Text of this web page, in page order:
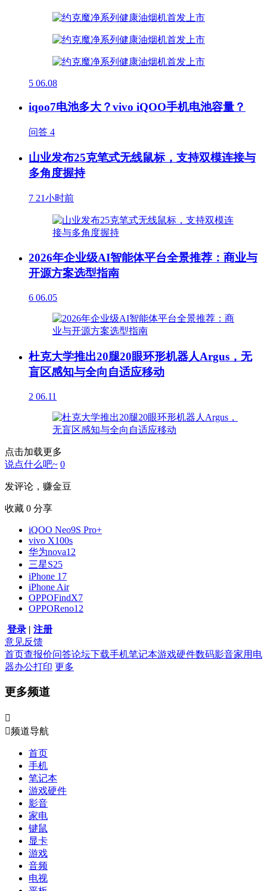
5 06.08
iqoo7电池多大？vivo iQOO手机电池容量？
问答 4
山业发布25克笔式无线鼠标，支持双模连接与
多角度握持
7 21小时前
2026年企业级AI智能体平台全景推荐：商业与
开源方案选型指南
6 06.05
杜克大学推出20腿20眼环形机器人Argus，无
盲区感知与全向自适应移动
2 06.11
点击加载更多
说点什么吧~ 0
发评论，赚金豆
收藏 0 分享
iQOO Neo9S Pro+
vivo X100s
华为nova12
三星S25
iPhone 17
iPhone Air
OPPOFindX7
OPPOReno12
登录 | 注册
意见反馈
首页查报价问答论坛下载手机笔记本游戏硬件数码影音家用电
器办公打印 更多
更多频道

频道导航
首页
手机
笔记本
游戏硬件
影音
家电
键鼠
显卡
游戏
音频
电视